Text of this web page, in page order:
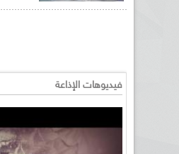
فيديوهات الإذاعة